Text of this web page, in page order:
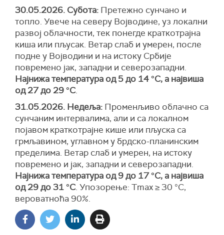
30.05.2026. Субота: Претежно сунчано и
топло. Увече на северу Војводине, уз локални
развој облачности, тек понегде краткотрајна
киша или пљусак. Ветар слаб и умерен, после
подне у Војводини и на истоку Србије
повремено јак, западни и северозападни.
Најнижа температура од 5 до 14 °С, а највиша
од 27 до 29 °С.
31.05.2026. Недеља: Променљиво облачно са
сунчаним интервалима, али и са локалном
појавом краткотрајне кише или пљуска са
грмљавином, углавном у брдско-планинским
пределима. Ветар слаб и умерен, на истоку
повремено и јак, западни и северозападни.
Најнижа температура од 9 до 17 °С, а највиша
од 29 до 31 °С. Упозорење: Tmax ≥ 30 °C,
вероватноћа 90%.